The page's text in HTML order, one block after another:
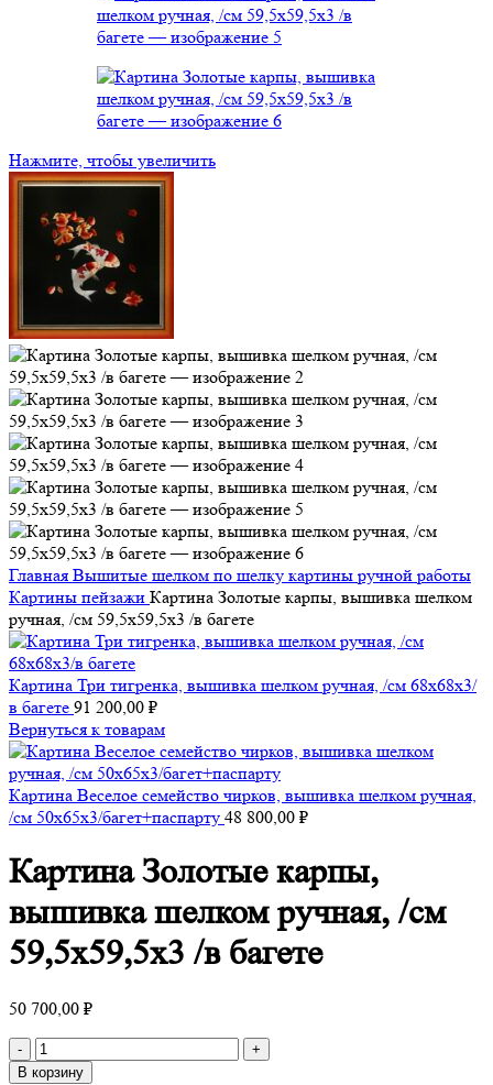
Нажмите, чтобы увеличить
Главная Вышитые шелком по шелку картины ручной работы
Картины пейзажи Картина Золотые карпы, вышивка шелком
ручная, /см 59,5х59,5х3 /в багете
Картина Три тигренка, вышивка шелком ручная, /см 68х68х3/
в багете 91 200,00 ₽
Вернуться к товарам
Картина Веселое семейство чирков, вышивка шелком ручная,
/см 50х65х3/багет+паспарту 48 800,00 ₽
Картина Золотые карпы,
вышивка шелком ручная, /см
59,5х59,5х3 /в багете
50 700,00 ₽
Количество
товара
В корзину